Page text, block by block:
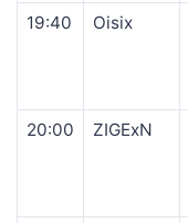
19:40
Oisix
20:00
ZIGExN